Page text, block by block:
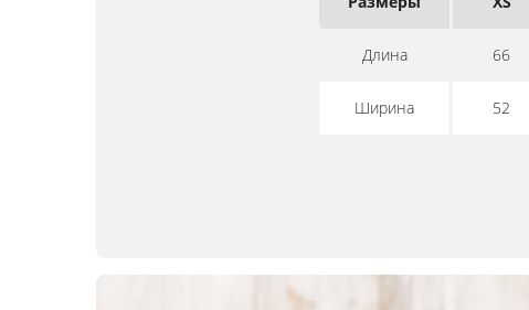
Длина 66
Ширина 52